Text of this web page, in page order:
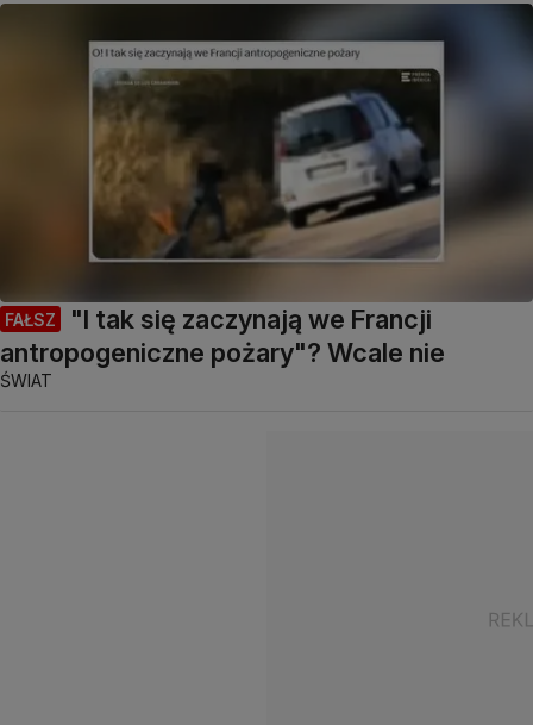
FAŁSZ
"I tak się zaczynają we Francji
antropogeniczne pożary"? Wcale nie
ŚWIAT